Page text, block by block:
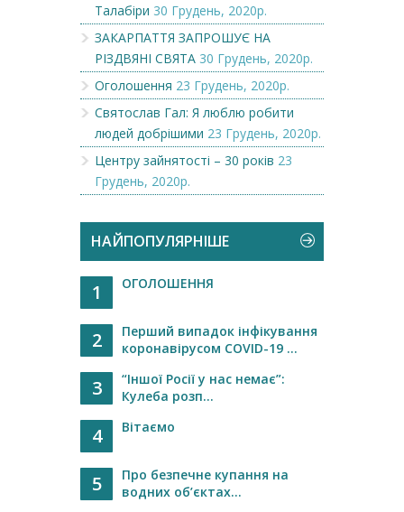
Талабіри 30 Грудень, 2020р.
ЗАКАРПАТТЯ ЗАПРОШУЄ НА
РІЗДВЯНІ СВЯТА 30 Грудень, 2020р.
Оголошення 23 Грудень, 2020р.
Святослав Гал: Я люблю робити
людей добрішими 23 Грудень, 2020р.
Центру зайнятості – 30 років 23
Грудень, 2020р.
НАЙПОПУЛЯРНІШЕ
1 ОГОЛОШЕННЯ
2
Перший випадок інфікування
коронавірусом COVID-19 ...
3
“Іншої Росії у нас немає”:
Кулеба розп...
4 Вітаємо
5
Про безпечне купання на
водних об’єктах...